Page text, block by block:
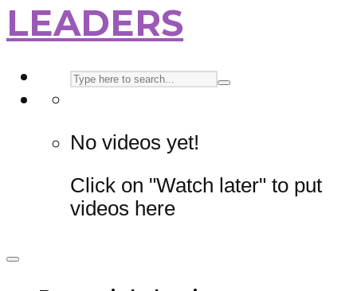
LEADERS
No videos yet!
Click on "Watch later" to put
videos here